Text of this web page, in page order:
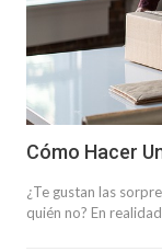
Cómo Hacer
¿Te gustan las
quién no? En